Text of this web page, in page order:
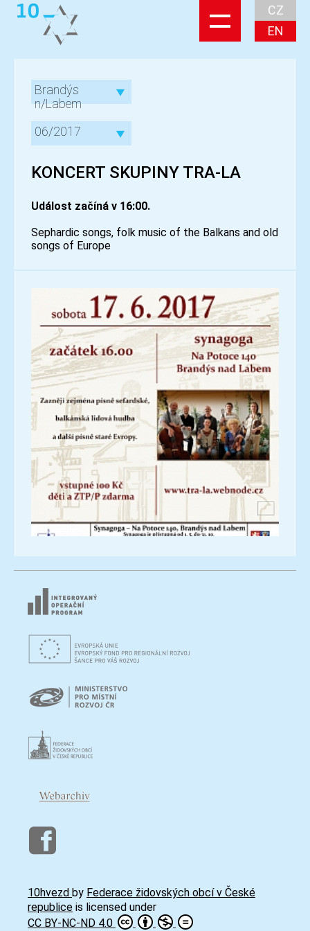
CZ
EN
Brandýs
n/Labem
06/2017
KONCERT SKUPINY TRA-LA
Událost začíná v 16:00.
Sephardic songs, folk music of the Balkans and old
songs of Europe
10hvezd by Federace židovských obcí v České
republice is licensed under
CC BY-NC-ND 4.0